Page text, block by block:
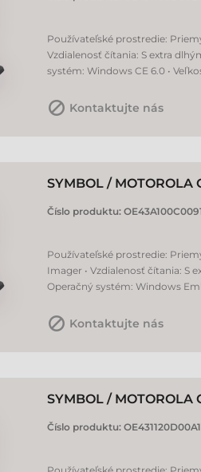
Používateľské prostredie:
Vzdialenosť čítania: S extra
systém: Windows CE 6.0 •
Kontaktujte nás
SYMBOL / MOTOROLA
Číslo produktu:
Používateľské prostredie:
Imager • Vzdialenosť čítania: S
Operačný systém: Windows
Kontaktujte nás
SYMBOL / MOTOROLA
Číslo produktu: